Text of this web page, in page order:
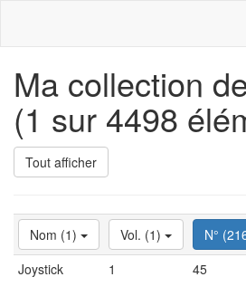
Ma collection
(1 sur 4498
Tout afficher
Nom (1) Vol. (1) N°
Joystick
1 45